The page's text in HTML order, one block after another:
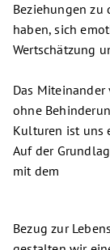
Beziehungen
haben, sich
Wertschätzung
Das
ohne
Kulturen ist uns
Auf der
mit dem
Bezug zur